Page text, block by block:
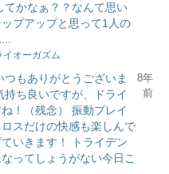
てかなぁ？？なんて思い
プアップと思って1人の
イオーガズム
もありがとうございま
ち良いですが、ドライ
！（残念） 振動プレイ
スだけの快感も楽しんで
いきます！ トライデン
ってしょうがない今日こ
8年
前